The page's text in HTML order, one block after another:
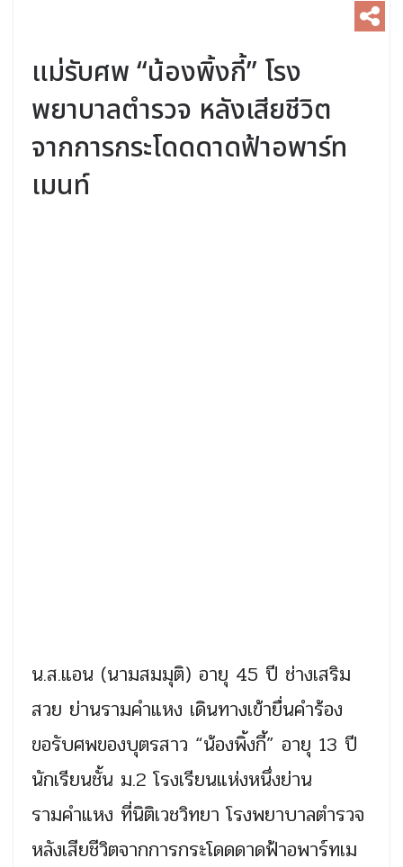
แม่รับศพ “น้องพิ้งกี้” โรง
พยาบาลตำรวจ หลังเสียชีวิต
จากการกระโดดดาดฟ้าอพาร์ท
เมนท์
น.ส.แอน (นามสมมุติ) อายุ 45 ปี ช่างเสริม
สวย ย่านรามคำแหง เดินทางเข้ายื่นคำร้อง
ขอรับศพของบุตรสาว “น้องพิ้งกี้” อายุ 13 ปี
นักเรียนชั้น ม.2 โรงเรียนแห่งหนึ่งย่าน
รามคำแหง ที่นิติเวชวิทยา โรงพยาบาลตำรวจ
หลังเสียชีวิตจากการกระโดดดาดฟ้าอพาร์ทเม